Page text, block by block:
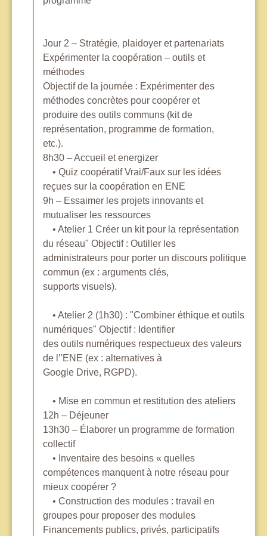
Jour 2 – Stratégie, plaidoyer et partenariats
Expérimenter la coopération – outils et
méthodes
Objectif de la journée : Expérimenter des
méthodes concrètes pour coopérer et
produire des outils communs (kit de
représentation, programme de formation,
etc.).
8h30 – Accueil et energizer
• Quiz coopératif Vrai/Faux sur les idées
reçues sur la coopération en ENE
9h – Essaimer les projets innovants et
mutualiser les ressources
• Atelier 1 Créer un kit pour la représentation
du réseau" Objectif : Outiller les
administrateurs pour porter un discours politique
commun (ex : arguments clés,
supports visuels).
• Atelier 2 (1h30) : "Combiner éthique et outils
numériques" Objectif : Identifier
des outils numériques respectueux des valeurs
de l’'ENE (ex : alternatives à
Google Drive, RGPD).
• Mise en commun et restitution des ateliers
12h – Déjeuner
13h30 – Élaborer un programme de formation
collectif
• Inventaire des besoins « quelles
compétences manquent à notre réseau pour
mieux coopérer ?
• Construction des modules : travail en
groupes pour proposer des modules
Financements publics, privés, participatifs